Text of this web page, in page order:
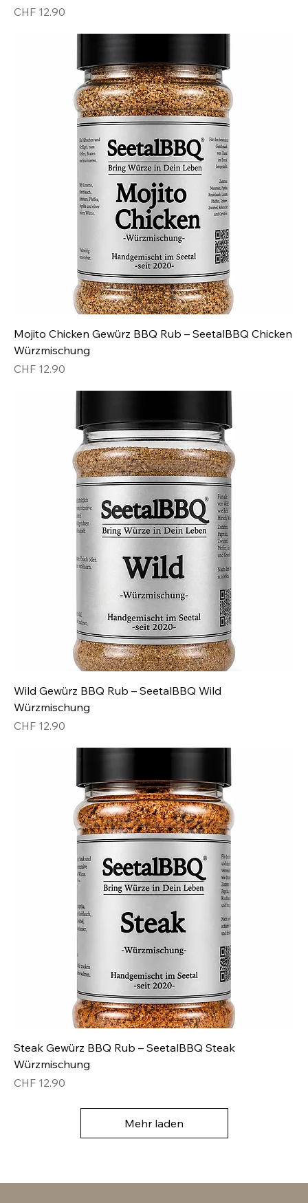
Preis
CHF 12.90
Mojito Chicken Gewürz BBQ Rub – SeetalBBQ Chicken
Würzmischung
Preis
CHF 12.90
Wild Gewürz BBQ Rub – SeetalBBQ Wild
Würzmischung
Preis
CHF 12.90
Steak Gewürz BBQ Rub – SeetalBBQ Steak
Würzmischung
Preis
CHF 12.90
Mehr laden